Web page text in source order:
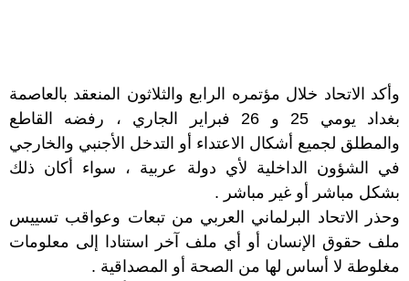
وأكد الاتحاد خلال مؤتمره الرابع والثلاثون المنعقد بالعاصمة
بغداد يومي 25 و 26 فبراير الجاري ، رفضه القاطع
والمطلق لجميع أشكال الاعتداء أو التدخل الأجنبي والخارجي
في الشؤون الداخلية لأي دولة عربية ، سواء أكان ذلك
بشكل مباشر أو غير مباشر .
وحذر الاتحاد البرلماني العربي من تبعات وعواقب تسييس
ملف حقوق الإنسان أو أي ملف آخر استنادا إلى معلومات
مغلوطة لا أساس لها من الصحة أو المصداقية .